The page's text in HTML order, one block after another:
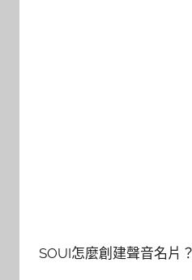
SOUI怎麼創建聲音名片